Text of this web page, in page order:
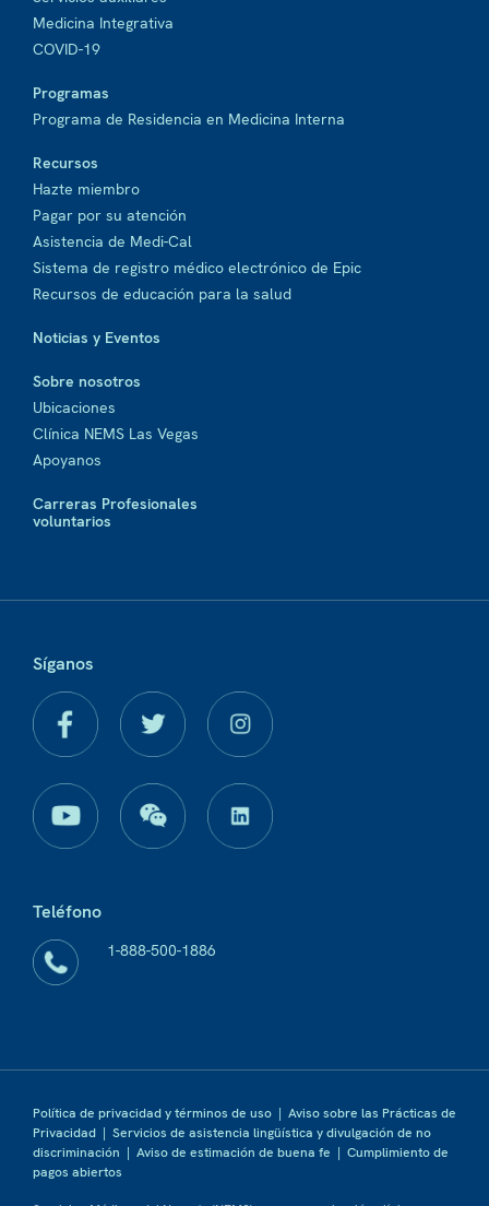
Medicina Integrativa
COVID-19
Programas
Programa de Residencia en Medicina Interna
Recursos
Hazte miembro
Pagar por su atención
Asistencia de Medi-Cal
Sistema de registro médico electrónico de Epic
Recursos de educación para la salud
Noticias y Eventos
Sobre nosotros
Ubicaciones
Clínica NEMS Las Vegas
Apoyanos
Carreras Profesionales
voluntarios
Síganos
Teléfono
1-888-500-1886
Política de privacidad y términos de uso | Aviso sobre las Prácticas de
Privacidad | Servicios de asistencia lingüística y divulgación de no
discriminación | Aviso de estimación de buena fe | Cumplimiento de
pagos abiertos